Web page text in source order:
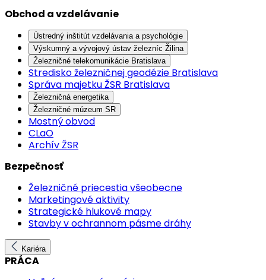
Obchod a vzdelávanie
Ústredný inštitút vzdelávania a psychológie
Výskumný a vývojový ústav železníc Žilina
Železničné telekomunikácie Bratislava
Stredisko železničnej geodézie Bratislava
Správa majetku ŽSR Bratislava
Železničná energetika
Železničné múzeum SR
Mostný obvod
CLaO
Archív ŽSR
Bezpečnosť
Železničné priecestia všeobecne
Marketingové aktivity
Strategické hlukové mapy
Stavby v ochrannom pásme dráhy
Kariéra
PRÁCA